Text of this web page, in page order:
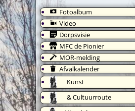
Fotoalbum
Video
Dorpsvisie
MFC de Pionier
MOR-melding
Afvalkalender
Kunst
& Cultuurroute